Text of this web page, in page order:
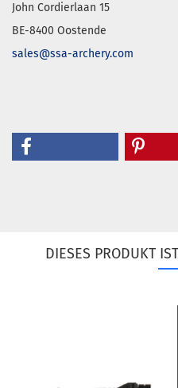
John Cordierlaan 15
BE-8400 Oostende
sales@ssa-archery.com
DIESES PRODUKT